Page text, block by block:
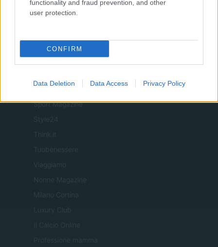
functionality and fraud prevention, and other
user protection.
CONFIRM
Data Deletion Data Access Privacy Policy
Milano Notizie
Offerte Shopping
Professione Lavoro
Sport Magazine
Style24
Think.it
Tuobenessere
Viaggiamo
Nonne Magazine
Milano Cortina
Luxury Club
Il Calcio Online
Professione mamma